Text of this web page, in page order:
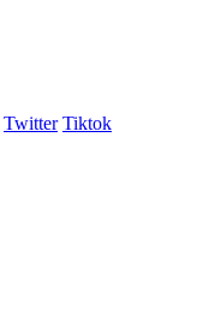
Twitter Tiktok